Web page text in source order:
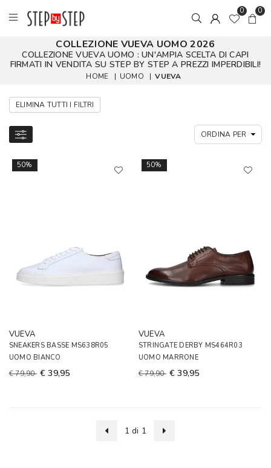
0 0
COLLEZIONE VUEVA UOMO 2026
COLLEZIONE VUEVA UOMO : UN'AMPIA SCELTA DI CAPI
FIRMATI IN VENDITA SU STEP BY STEP A PREZZI IMPERDIBILI!
HOME | UOMO | VUEVA
ELIMINA TUTTI I FILTRI
50%
VUEVA
SNEAKERS BASSE MS638R05
UOMO BIANCO
€ 79,90 € 39,95
50%
VUEVA
STRINGATE DERBY MS464R03
UOMO MARRONE
€ 79,90 € 39,95
1 di 1